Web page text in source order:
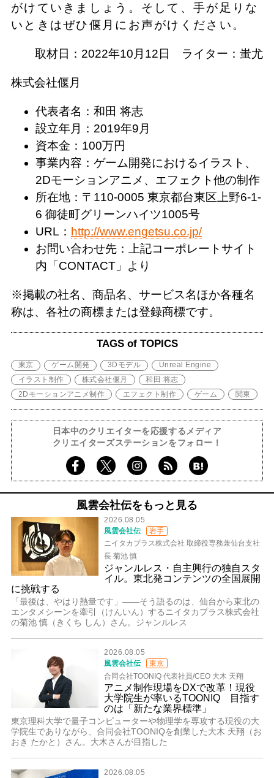
がけていきましょう。そして、手が足りな
いときはぜひ偃月にお声がけください。
取材日：2022年10月12日 ライター：蚩尤
株式会社偃月
代表者名：和田 将志
設立年月：2019年9月
資本金：100万円
事業内容：ゲーム開発におけるイラスト、
2Dモーションアニメ、エフェクト他の制作
所在地：〒110-0005 東京都台東区上野6-1-
6 御徒町グリーンハイツ1005号
URL： http://www.engetsu.co.jp/
お問い合わせ先：上記コーポレートサイト
内「CONTACT」より
※掲載の社名、商品名、サービス名ほか各種名
称は、各社の商標または登録商標です。
TAGS of TOPICS
東京 ゲーム開発 3Dモデル
Unreal Engine
イラスト制作
株式会社偃月
和田 将志
2Dモーションアニメ制作
エフェクト制作 ゲーム 関東
日本中のクリエイターを応援するメディア
クリエイターズステーションをフォロー！
風雲会社伝をもっと見る
2026.08.05
風雲会社伝
岩手
ニイタカプラス株式会社 取締役専務兼仙台支社
長 菊池 慎
ジャンルレス・自主興行の独自スタ
イル。東北発コンテンツの全国展開
に挑戦する
「最後は、やはり熱量です」――そう語るのは、仙台から東北の
エンタメシーンを牽引（けんいん）するニイタカプラス株式会社
の菊池 慎（きくち しん）さん。ジャンルレス
2026.08.05
風雲会社伝
東京
合同会社TOONIQ 代表社員/CEO 大木 天翔
アニメ制作現場をDXで改革！現役
大学院生が率いるTOONIQ 目指す
のは「新たな業界標準」
東京理科大学で量子コンピューターや物理学を専攻する現役の大
学院生でありながら、合同会社TOONIQを創業した大木 天翔（お
おき たかと）さん。大木さんが目指した
2026.08.05